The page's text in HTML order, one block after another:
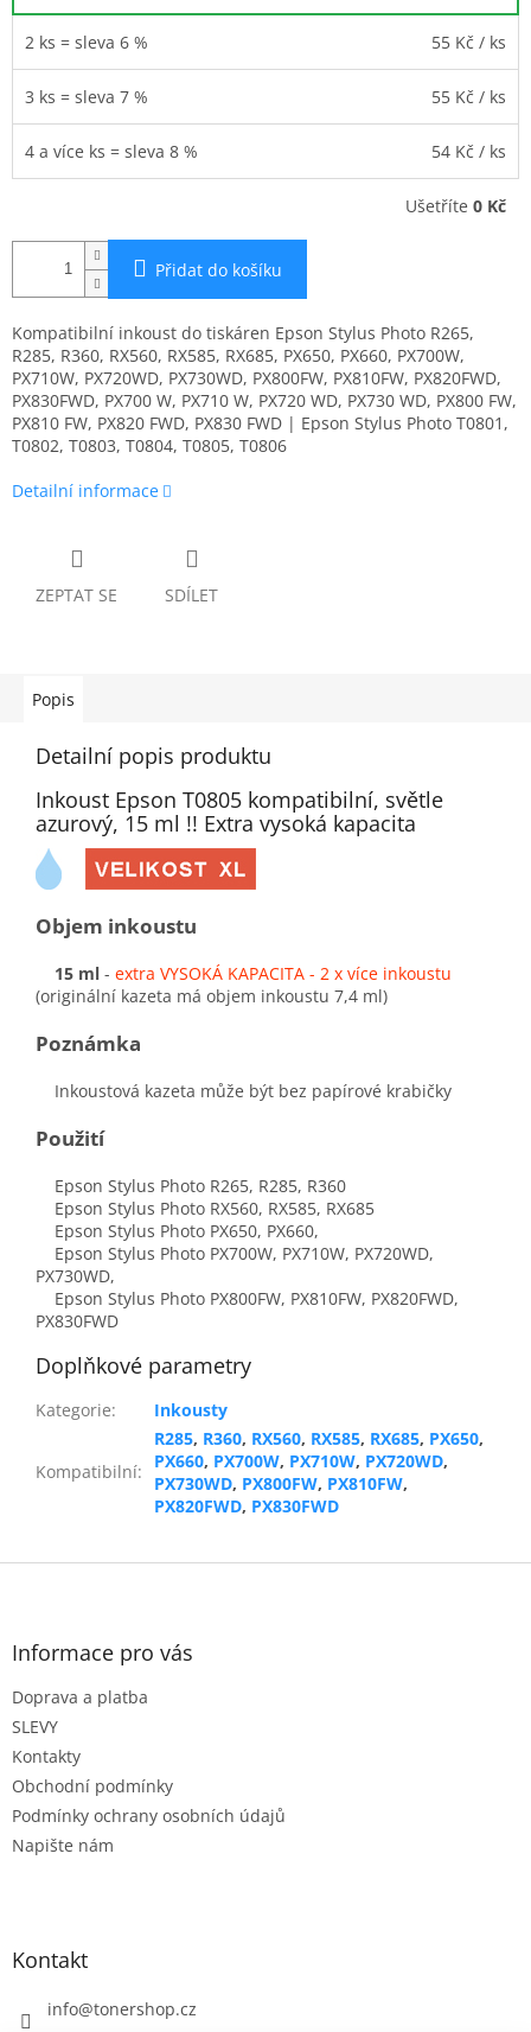
2 ks = sleva 6 % 55 Kč / ks
3 ks = sleva 7 % 55 Kč / ks
4 a více ks = sleva 8 % 54 Kč / ks
Ušetříte 0 Kč
Přidat do košíku
Kompatibilní inkoust do tiskáren Epson Stylus Photo R265,
R285, R360, RX560, RX585, RX685, PX650, PX660, PX700W,
PX710W, PX720WD, PX730WD, PX800FW, PX810FW, PX820FWD,
PX830FWD, PX700 W, PX710 W, PX720 WD, PX730 WD, PX800 FW,
PX810 FW, PX820 FWD, PX830 FWD | Epson Stylus Photo T0801,
T0802, T0803, T0804, T0805, T0806
Detailní informace
ZEPTAT SE SDÍLET
Popis
Detailní popis produktu
Inkoust Epson T0805 kompatibilní, světle
azurový, 15 ml !! Extra vysoká kapacita
Objem inkoustu
15 ml - extra VYSOKÁ KAPACITA - 2 x více inkoustu
(originální kazeta má objem inkoustu 7,4 ml)
Poznámka
Inkoustová kazeta může být bez papírové krabičky
Použití
Epson Stylus Photo R265, R285, R360
Epson Stylus Photo RX560, RX585, RX685
Epson Stylus Photo PX650, PX660,
Epson Stylus Photo PX700W, PX710W, PX720WD,
PX730WD,
Epson Stylus Photo PX800FW, PX810FW, PX820FWD,
PX830FWD
Doplňkové parametry
Kategorie: Inkousty
Kompatibilní:
R285, R360, RX560, RX585, RX685, PX650,
PX660, PX700W, PX710W, PX720WD,
PX730WD, PX800FW, PX810FW,
PX820FWD, PX830FWD
Z
Informace pro vás
Doprava a platba
SLEVY
Kontakty
Obchodní podmínky
Podmínky ochrany osobních údajů
Napište nám
Kontakt
info@tonershop.cz